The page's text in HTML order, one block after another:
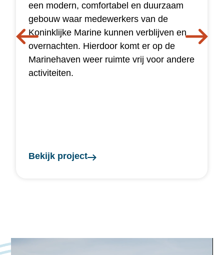
een modern, comfortabel en duurzaam
gebouw waar medewerkers van de
Koninklijke Marine kunnen verblijven en
overnachten. Hierdoor komt er op de
Marinehaven weer ruimte vrij voor andere
activiteiten.
Bekijk project